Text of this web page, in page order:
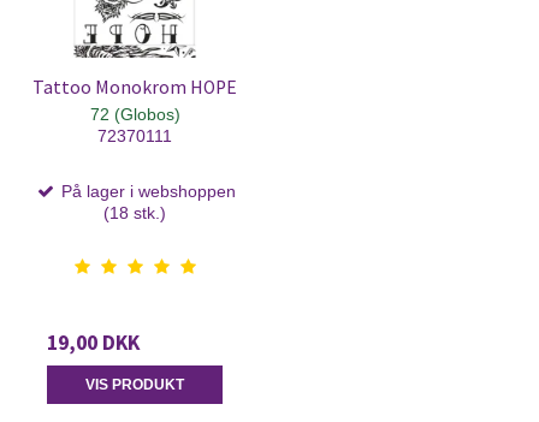
Tattoo Monokrom HOPE
72 (Globos)
72370111
På lager i webshoppen
(18 stk.)
19,00 DKK
VIS PRODUKT